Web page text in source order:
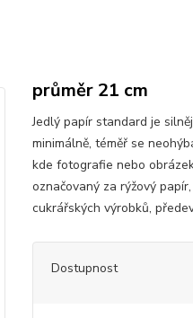
průměr 21 cm
Jedlý papír standard je
minimálně, téměř se
kde fotografie nebo
označovaný za rýžový
cukrářských výrobků,
Dostupnost